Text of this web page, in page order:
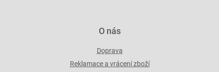
O nás
Doprava
Reklamace a vrácení zboží